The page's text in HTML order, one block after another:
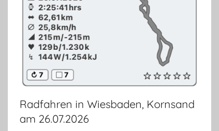
Radfahren in Wiesbaden, Kornsand
am 26.07.2026